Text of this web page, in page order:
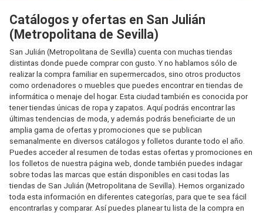
Catálogos y ofertas en San Julián
(Metropolitana de Sevilla)
San Julián (Metropolitana de Sevilla) cuenta con muchas tiendas
distintas donde puede comprar con gusto. Y no hablamos sólo de
realizar la compra familiar en supermercados, sino otros productos
como ordenadores o muebles que puedes encontrar en tiendas de
informática o menaje del hogar. Esta ciudad también es conocida por
tener tiendas únicas de ropa y zapatos. Aquí podrás encontrar las
últimas tendencias de moda, y además podrás beneficiarte de un
amplia gama de ofertas y promociones que se publican
semanalmente en diversos catálogos y folletos durante todo el año.
Puedes acceder al resumen de todas estas ofertas y promociones en
los folletos de nuestra página web, donde también puedes indagar
sobre todas las marcas que están disponibles en casi todas las
tiendas de San Julián (Metropolitana de Sevilla). Hemos organizado
toda esta información en diferentes categorías, para que te sea fácil
encontrarlas y comparar. Así puedes planear tu lista de la compra en